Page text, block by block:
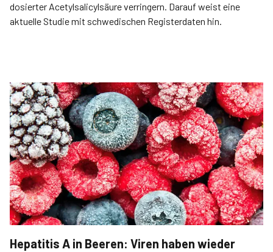
dosierter Acetylsalicylsäure verringern. Darauf weist eine
aktuelle Studie mit schwedischen Registerdaten hin.
Hepatitis A in Beeren: Viren haben wieder